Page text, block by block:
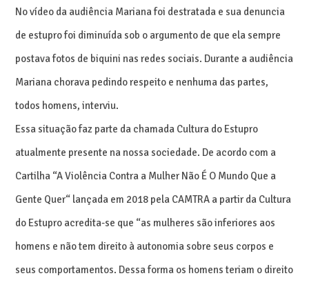
No vídeo da audiência Mariana foi destratada e sua denuncia
de estupro foi diminuída sob o argumento de que ela sempre
postava fotos de biquini nas redes sociais. Durante a audiência
Mariana chorava pedindo respeito e nenhuma das partes,
todos homens, interviu.
Essa situação faz parte da chamada Cultura do Estupro
atualmente presente na nossa sociedade. De acordo com a
Cartilha “A Violência Contra a Mulher Não É O Mundo Que a
Gente Quer“ lançada em 2018 pela CAMTRA a partir da Cultura
do Estupro acredita-se que “as mulheres são inferiores aos
homens e não tem direito à autonomia sobre seus corpos e
seus comportamentos. Dessa forma os homens teriam o direito